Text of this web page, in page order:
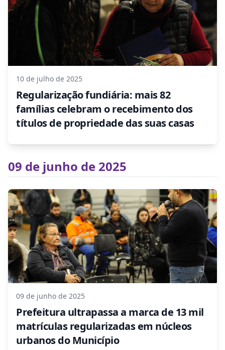
10 de julho de 2025
Regularização fundiária: mais 82
famílias celebram o recebimento dos
títulos de propriedade das suas casas
09 de junho de 2025
09 de junho de 2025
Prefeitura ultrapassa a marca de 13 mil
matrículas regularizadas em núcleos
urbanos do Município